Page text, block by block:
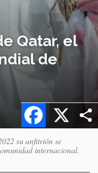
Qatar, el
de
X
Facebook
su anfitrión se
internacional.